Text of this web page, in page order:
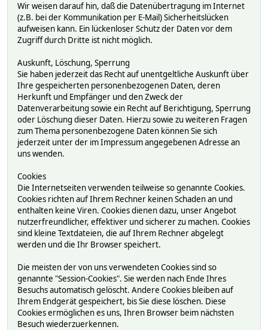
Wir weisen darauf hin, daß die Datenübertragung im Internet
(z.B. bei der Kommunikation per E-Mail) Sicherheitslücken
aufweisen kann. Ein lückenloser Schutz der Daten vor dem
Zugriff durch Dritte ist nicht möglich.
Auskunft, Löschung, Sperrung
Sie haben jederzeit das Recht auf unentgeltliche Auskunft über
Ihre gespeicherten personenbezogenen Daten, deren
Herkunft und Empfänger und den Zweck der
Datenverarbeitung sowie ein Recht auf Berichtigung, Sperrung
oder Löschung dieser Daten. Hierzu sowie zu weiteren Fragen
zum Thema personenbezogene Daten können Sie sich
jederzeit unter der im Impressum angegebenen Adresse an
uns wenden.
Cookies
Die Internetseiten verwenden teilweise so genannte Cookies.
Cookies richten auf Ihrem Rechner keinen Schaden an und
enthalten keine Viren. Cookies dienen dazu, unser Angebot
nutzerfreundlicher, effektiver und sicherer zu machen. Cookies
sind kleine Textdateien, die auf Ihrem Rechner abgelegt
werden und die Ihr Browser speichert.
Die meisten der von uns verwendeten Cookies sind so
genannte "Session-Cookies". Sie werden nach Ende Ihres
Besuchs automatisch gelöscht. Andere Cookies bleiben auf
Ihrem Endgerät gespeichert, bis Sie diese löschen. Diese
Cookies ermöglichen es uns, Ihren Browser beim nächsten
Besuch wiederzuerkennen.